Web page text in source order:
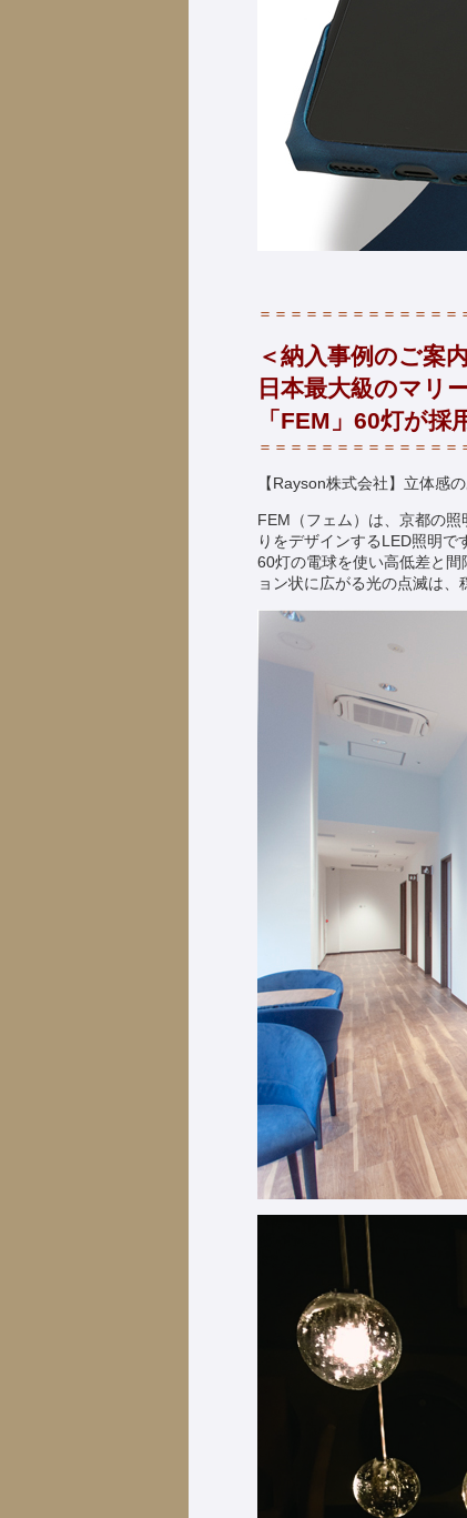
＝＝＝＝＝＝＝＝＝＝＝＝
＜納入事例のご案
日本最大級のマリ
「FEM」60灯が採
＝＝＝＝＝＝＝＝＝＝＝＝
【Rayson株式会社】立体感
FEM（フェム）は、京都の
りをデザインするLED照明で
60灯の電球を使い高低差と
ョン状に広がる光の点滅は、